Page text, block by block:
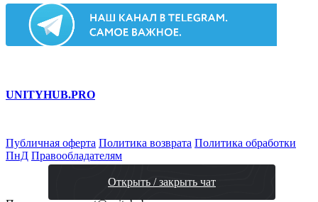
Открыть / закрыть чат
UNITYHUB.PRO
Публичная оферта Политика возврата Политика обработки
ПнД Правообладателям